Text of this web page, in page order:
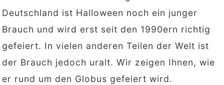
Deutschland ist Halloween noch ein junger
Brauch und wird erst seit den 1990ern richtig
gefeiert. In vielen anderen Teilen der Welt ist
der Brauch jedoch uralt. Wir zeigen Ihnen, wie
er rund um den Globus gefeiert wird.